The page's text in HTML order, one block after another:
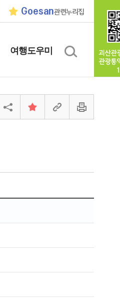
Goesan관련누리집
여행도우미
괴산관
관광통